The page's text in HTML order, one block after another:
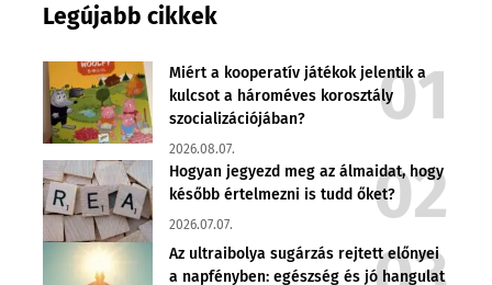
Legújabb cikkek
Miért a kooperatív játékok jelentik a
kulcsot a hároméves korosztály
szocializációjában?
2026.08.07.
Hogyan jegyezd meg az álmaidat, hogy
később értelmezni is tudd őket?
2026.07.07.
Az ultraibolya sugárzás rejtett előnyei
a napfényben: egészség és jó hangulat